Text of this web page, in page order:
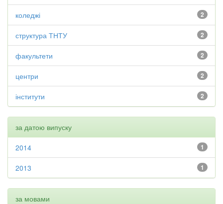
2
коледжі
2
структура ТНТУ
2
факультети
2
центри
2
інститути
за датою випуску
1
2014
1
2013
за мовами